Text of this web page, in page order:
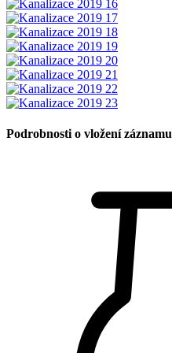
Podrobnosti o vložení záznamu